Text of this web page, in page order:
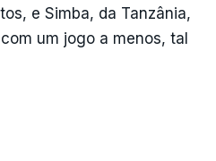
e Simba, da Tanzânia,
um jogo a menos, tal